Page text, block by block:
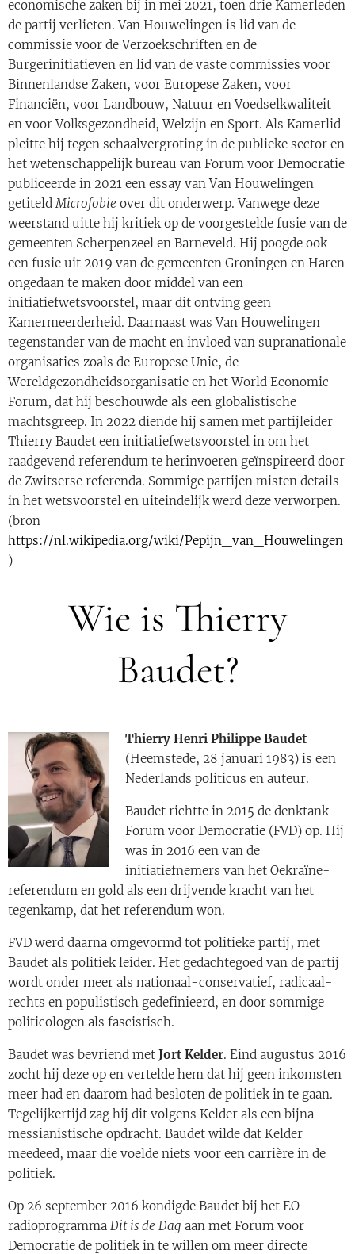
economische zaken bij in mei 2021, toen drie Kamerleden
de partij verlieten. Van Houwelingen is lid van de
commissie voor de Verzoekschriften en de
Burgerinitiatieven en lid van de vaste commissies voor
Binnenlandse Zaken, voor Europese Zaken, voor
Financiën, voor Landbouw, Natuur en Voedselkwaliteit
en voor Volksgezondheid, Welzijn en Sport. Als Kamerlid
pleitte hij tegen schaalvergroting in de publieke sector en
het wetenschappelijk bureau van Forum voor Democratie
publiceerde in 2021 een essay van Van Houwelingen
getiteldMicrofobie over dit onderwerp. Vanwege deze
weerstand uitte hij kritiek op de voorgestelde fusie van de
gemeenten Scherpenzeel en Barneveld. Hij poogde ook
een fusie uit 2019 van de gemeenten Groningen en Haren
ongedaan te maken door middel van een
initiatiefwetsvoorstel, maar dit ontving geen
Kamermeerderheid. Daarnaast was Van Houwelingen
tegenstander van de macht en invloed van supranationale
organisaties zoals de Europese Unie, de
Wereldgezondheidsorganisatie en het World Economic
Forum, dat hij beschouwde als een globalistische
machtsgreep. In 2022 diende hij samen met partijleider
Thierry Baudet een initiatiefwetsvoorstel in om het
raadgevend referendum te herinvoeren geïnspireerd door
de Zwitserse referenda. Sommige partijen misten details
in het wetsvoorstel en uiteindelijk werd deze verworpen.
(bron
https://nl.wikipedia.org/wiki/Pepijn_van_Houwelingen
)
Wie is Thierry
Baudet?
Thierry Henri Philippe Baudet
(Heemstede, 28 januari 1983) is een
Nederlands politicus en auteur.
Baudet richtte in 2015 de denktank
Forum voor Democratie (FVD) op. Hij
was in 2016 een van de
initiatiefnemers van het Oekraïne-
referendum en gold als een drijvende kracht van het
tegenkamp, dat het referendum won.
FVD werd daarna omgevormd tot politieke partij, met
Baudet als politiek leider. Het gedachtegoed van de partij
wordt onder meer als nationaal-conservatief, radicaal-
rechts en populistisch gedefinieerd, en door sommige
politicologen als fascistisch.
Baudet was bevriend met Jort Kelder. Eind augustus 2016
zocht hij deze op en vertelde hem dat hij geen inkomsten
meer had en daarom had besloten de politiek in te gaan.
Tegelijkertijd zag hij dit volgens Kelder als een bijna
messianistische opdracht. Baudet wilde dat Kelder
meedeed, maar die voelde niets voor een carrière in de
politiek.
Op 26 september 2016 kondigde Baudet bij het EO-
radioprogramma Dit is de Dag aan met Forum voor
Democratie de politiek in te willen om meer directe